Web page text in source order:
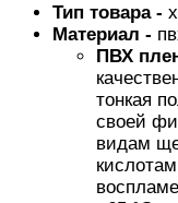
Тип товара -
Материал -
ПВХ
тонкая
своей
видам